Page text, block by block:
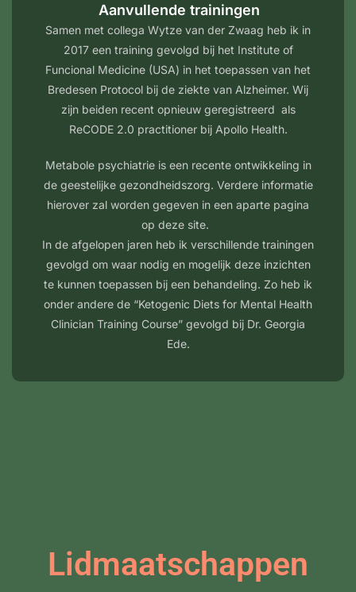
Aanvullende trainingen
Samen met collega Wytze van der Zwaag heb ik in
2017 een training gevolgd bij het Institute of
Funcional Medicine (USA) in het toepassen van het
Bredesen Protocol bij de ziekte van Alzheimer. Wij
zijn beiden recent opnieuw geregistreerd als
ReCODE 2.0 practitioner bij Apollo Health.
Metabole psychiatrie is een recente ontwikkeling in
de geestelijke gezondheidszorg. Verdere informatie
hierover zal worden gegeven in een aparte pagina
op deze site.
In de afgelopen jaren heb ik verschillende trainingen
gevolgd om waar nodig en mogelijk deze inzichten
te kunnen toepassen bij een behandeling. Zo heb ik
onder andere de “Ketogenic Diets for Mental Health
Clinician Training Course” gevolgd bij Dr. Georgia
Ede.
Lidmaatschappen